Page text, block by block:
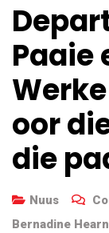
Paaie
oor
die
Nuus
Bernadine Hearn